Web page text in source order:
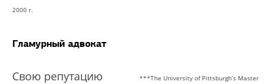
2000 г.
Гламурный адвокат
***The University of Pittsburgh’s Master
Свою репутацию